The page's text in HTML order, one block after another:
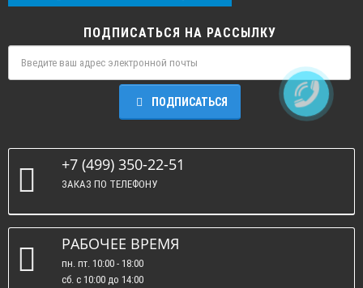
ПОДПИСАТЬСЯ НА РАССЫЛКУ
ПОДПИСАТЬСЯ
+7 (499) 350-22-51
ЗАКАЗ ПО ТЕЛЕФОНУ
РАБОЧЕЕ ВРЕМЯ
пн. пт. 10:00 - 18:00
сб. c 10:00 до 14:00